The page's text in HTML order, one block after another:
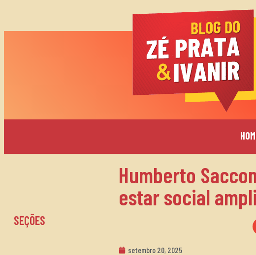
SEÇÕES
Humberto
estar social
setembro 20, 2025